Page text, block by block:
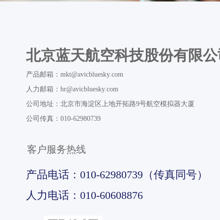
北京蓝天航空科技股份有限
产品邮箱： mkt@avicbluesky.com
人力邮箱： hr@avicbluesky.com
公司地址： 北京市海淀区上地开拓路9号航空模拟器大厦
公司传真： 010-62980739
产品电话： 010-62980739（传真同号）
人力电话： 010-60608876
客户服务热线